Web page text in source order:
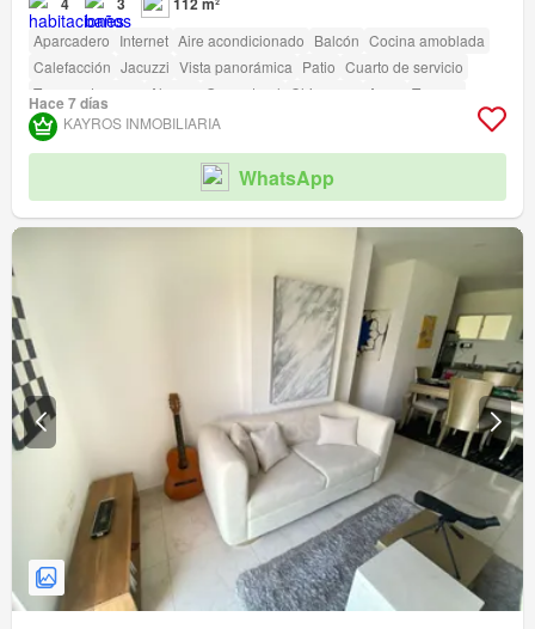
Aparcadero Internet Aire acondicionado Balcón Cocina amoblada
Calefacción Jacuzzi Vista panorámica Patio Cuarto de servicio
Tanque de agua
Alarma Gas natural Chimenea Agua
Terraza
Seguridad privada Gimnasio
Sauna
Jardín
Acceso para personas con discapacidad
Cancha de tenis
Hace 7 días
KAYROS INMOBILIARIA
WhatsApp